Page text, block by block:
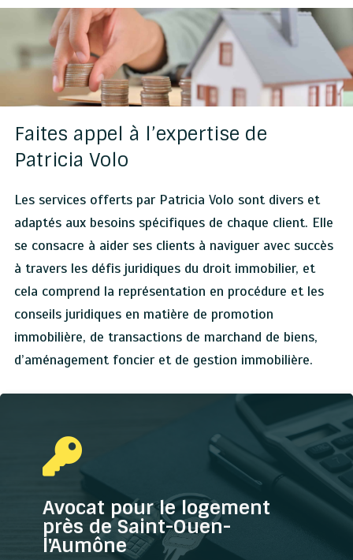
Faites appel à l’expertise de
Patricia Volo
Les services offerts par Patricia Volo sont divers et
adaptés aux besoins spécifiques de chaque client. Elle
se consacre à aider ses clients à naviguer avec succès
à travers les défis juridiques du droit immobilier, et
cela comprend la représentation en procédure et les
conseils juridiques en matière de promotion
immobilière, de transactions de marchand de biens,
d’aménagement foncier et de gestion immobilière.
Avocat pour le logement
près de Saint-Ouen-
l'Aumône